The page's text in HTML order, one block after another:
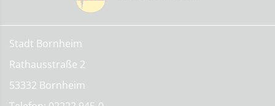
Stadt Bornheim
Rathausstraße 2
53332 Bornheim